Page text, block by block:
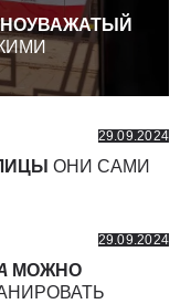
29.09.2024
ОНИ САМИ
29.09.2024
МОЖНО